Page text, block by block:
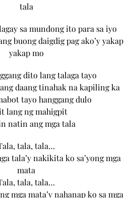
tala
sa mundong ito para sa iyo
buong daigdig pag ako’y yakap
yakap mo
dito lang talaga tayo
daang tinahak na kapiling ka
tayo hanggang dulo
lang ng mahigpit
natin ang mga tala
tala, tala…
tala’y nakikita ko sa’yong mga
mata
tala, tala…
mga mata’y nahanap ko sa mga